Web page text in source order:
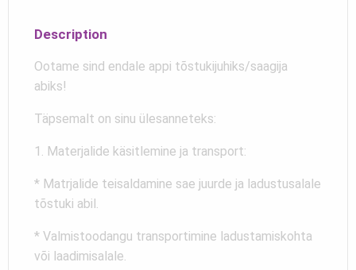
Description
Ootame sind endale appi tõstukijuhiks/saagija
abiks!
Täpsemalt on sinu ülesanneteks:
1. Materjalide käsitlemine ja transport:
* Matrjalide teisaldamine sae juurde ja ladustusalale
tõstuki abil.
* Valmistoodangu transportimine ladustamiskohta
või laadimisalale.